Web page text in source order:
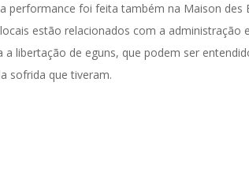
performance foi feita também na Maison des
estão relacionados com a administração
libertação de eguns, que podem ser
sofrida que tiveram.